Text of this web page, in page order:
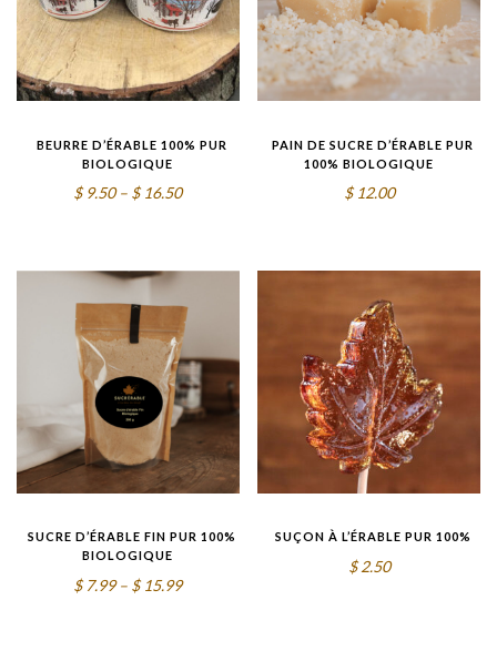
BEURRE D’ÉRABLE 100% PUR
BIOLOGIQUE
$ 9.50 – $ 16.50Price
$16.50
PAIN DE SUCRE D’ÉRABLE PUR
100% BIOLOGIQUE
$ 12.00
SUCRE D’ÉRABLE FIN PUR 100%
BIOLOGIQUE
$ 7.99 – $ 15.99Price
SUÇON À L’ÉRABLE PUR 100%
$ 2.50